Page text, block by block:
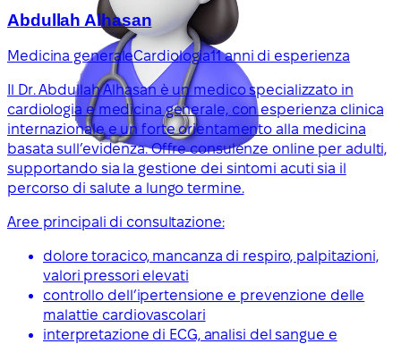
Abdullah Alhasan
Medicina generaleCardiologia11 anni di esperienza
Il Dr. Abdullah Alhasan è un medico specializzato in
cardiologia e medicina generale, con esperienza clinica
internazionale e un forte orientamento alla medicina
basata sull’evidenza. Offre consulenze online per adulti,
supportando sia la gestione dei sintomi acuti sia il
percorso di salute a lungo termine.
Aree principali di consultazione:
dolore toracico, mancanza di respiro, palpitazioni,
valori pressori elevati
controllo dell’ipertensione e prevenzione delle
malattie cardiovascolari
interpretazione di ECG, analisi del sangue e